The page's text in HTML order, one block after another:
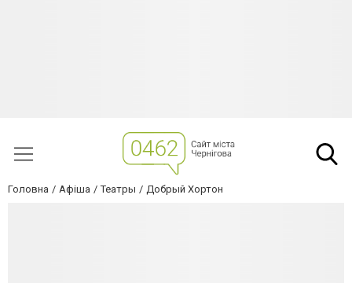
Головна Афіша Театры Добрый Хортон